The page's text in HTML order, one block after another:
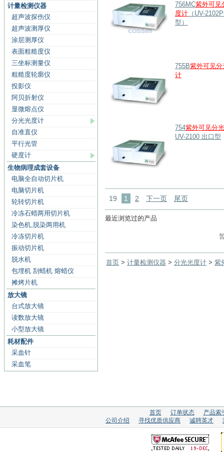
计量检测仪器
超声波探伤仪
超声波测厚仪
涂层测厚仪
表面粗糙度仪
三坐标测量仪
粗糙度轮廓仪
投影仪
阿贝折射仪
显微熔点仪
分光光度计
自准直仪
平行光管
硬度计
生物病理成套设备
电脑全自动切片机
电脑切片机
轮转切片机
冷冻石蜡两用切片机
染色机,脱染两用机
冷冻切片机
振动切片机
脱水机
包埋机 刮蜡机 熔蜡仪
摊烤片机
放大镜
台式放大镜
读数放大镜
小型放大镜
耗材配件
采血针
采血笔
756MC紫外可见
度计 （UV-
型）
755B紫外可见分
计
754紫外可见分
UV-2100 出口型
19 1 2 下一页 尾页
最近浏览过的产品
首页 > 计量检测仪器 > 分光光度计 > 紫
首页 订单状态
产品索
公司介绍
寻找优质供应商 诚聘英才